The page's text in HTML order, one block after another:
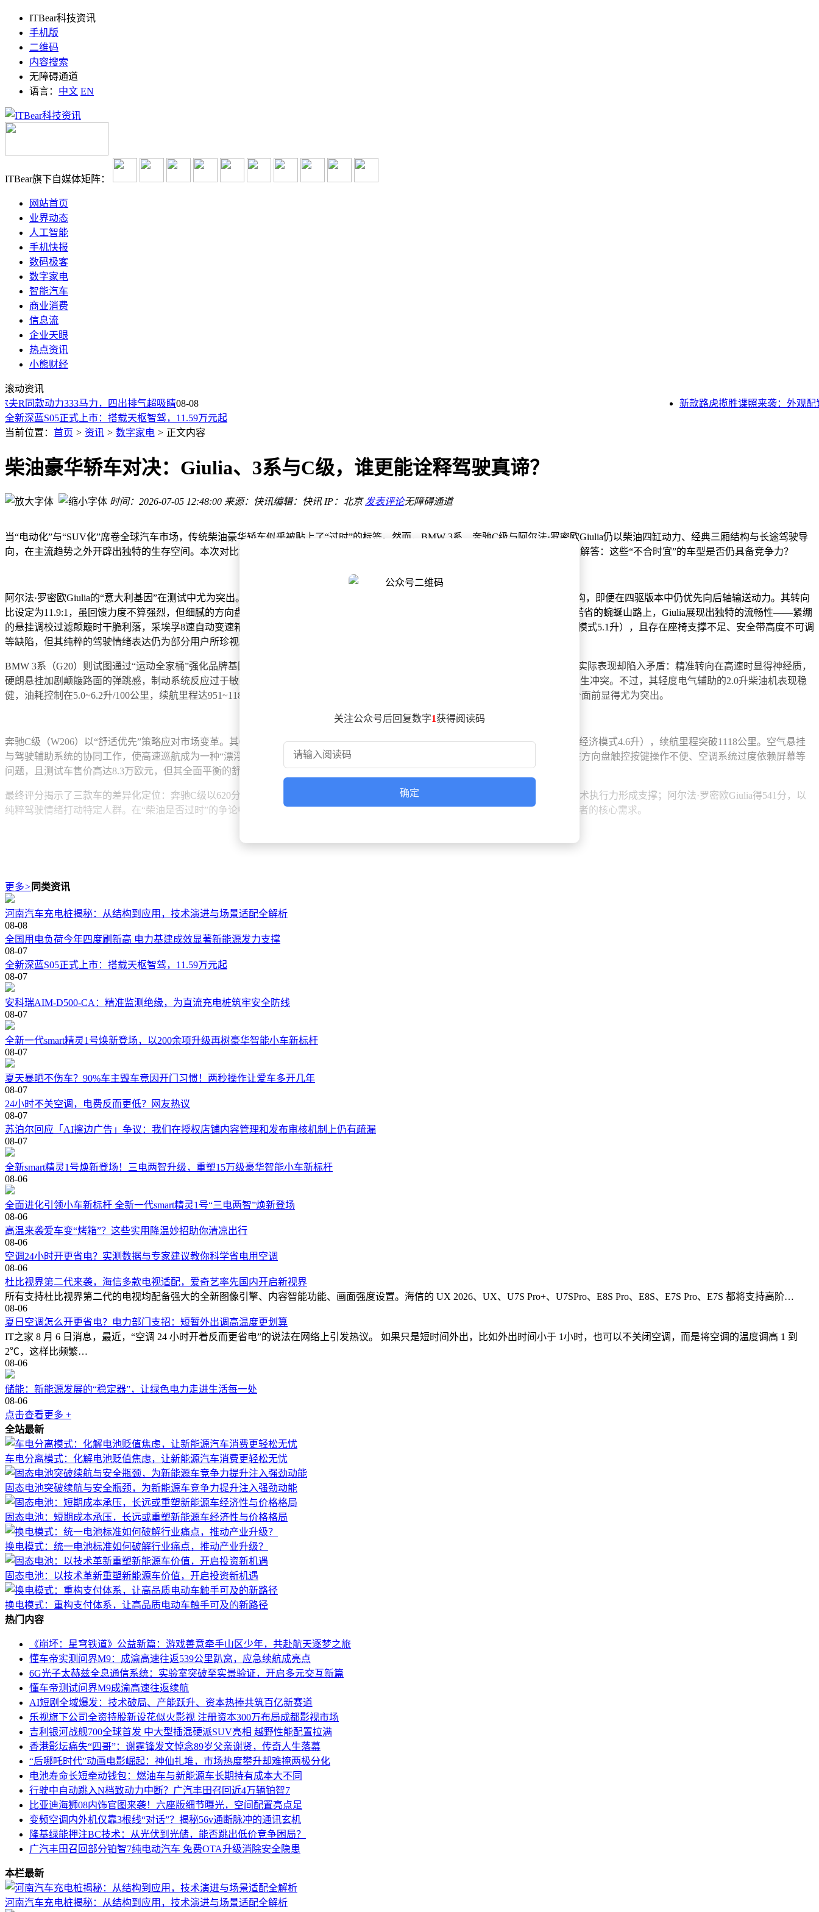
ITBear科技资讯
手机版
二维码
内容搜索
无障碍通道
语言： 中文 EN
ITBear旗下自媒体矩阵：
网站首页
业界动态
人工智能
手机快报
数码极客
数字家电
智能汽车
商业消费
信息流
企业天眼
热点资讯
小熊财经
滚动资讯
R同款动力333马力，四出排气超吸睛08-08 新款路虎揽胜谍照来袭：外观配
河南汽车充电桩揭秘：从结构到应用，技术演进与场景适配全解析
全国用电负荷今年四度刷新高 电力基建成效显著新能源发力支撑
全新深蓝S05正式上市：搭载天枢智驾，11.59万元起
安科瑞AIM-D500-CA：精准监测绝缘，为直流充电桩筑牢安全防线
夏天暴晒不伤车？90%车主毁车竟因开门习惯！两秒操作让爱车多开几年
24小时不关空调，电费反而更低？网友热议
苏泊尔回应「AI擦边广告」争议：我们在授权店铺内容管理和发布审核机制上仍有疏漏
全新smart精灵1号焕新登场！三电两智升级，重塑15万级豪华智能小车新标杆
河南汽车充电桩揭秘：从结构到应用，技术演进与场景适配全解析
当前位置： 首页 > 资讯 > 数字家电 > 正文内容
柴油豪华轿车对决：Giulia、3系与C级，谁更能诠释驾驶真谛？
时间：2026-07-05 12:48:00 来源：快讯编辑：快讯 IP：北京 发表评论无障碍通道
当“电动化”与“SUV化”席卷全球汽车市场，传统柴油豪华轿车似乎被贴上了“过时”的标签。然而，BMW 3系、奔驰C级与阿尔法·罗密欧Giulia仍以柴油四缸动力、经典三厢结构与长途驾驶导
向，在主流趋势之外开辟出独特的生存空间。本次对比测试从驾驶体验、动力性能、舒适性、实用性及整体完成度五大维度切入，试图解答：这些“不合时宜”的车型是否仍具备竞争力？
阿尔法·罗密欧Giulia的“意大利基因”在测试中尤为突出。这款基于原生后驱“Giorgio平台”打造的车型，采用前双叉臂、后四连杆悬挂结构，即便在四驱版本中仍优先向后轴输送动力。其转向
比设定为11.9:1，虽回馈力度不算强烈，但细腻的方向盘触感与金属换挡拨片带来的互动感，让驾驶成为一种“对话”。在意大利特伦蒂诺省的蜿蜒山路上，Giulia展现出独特的流畅性——紧绷
的悬挂调校过滤颠簸时干脆利落，采埃孚8速自动变速箱与2.2升柴油机的扭矩输出形成默契配合。尽管测试油耗达6.3升/100公里（经济模式5.1升），且存在座椅支撑不足、安全带高度不可调
等缺陷，但其纯粹的驾驶情绪表达仍为部分用户所珍视。
BMW 3系（G20）则试图通过“运动全家桶”强化品牌基因。测试车型配备M运动套件，涵盖运动悬挂、转向、座椅及方向盘等配置，但实际表现却陷入矛盾：精准转向在高速时显得神经质，
硬朗悬挂加剧颠簸路面的弹跳感，制动系统反应过于敏感。这种紧绷的调校虽能满足追求刺激的驾驶者，却与柴油车长途巡航的定位产生冲突。不过，其轻度电气辅助的2.0升柴油机表现稳
健，油耗控制在5.0~6.2升/100公里，续航里程达951~1180公里。车内数字仪表质感欠佳、内饰材质普通的问题，在接近7.7万欧元的售价面前显得尤为突出。
奔驰C级（W206）以“舒适优先”策略应对市场变革。其OM654柴油发动机搭载双涡轮增压与48V轻混系统，测试油耗为6.0升/100公里（经济模式4.6升），续航里程突破1118公里。空气悬挂
与驾驶辅助系统的协同工作，使高速巡航成为一种“漂浮体验”，而低速时后轮反向转向2.5度的设计则提升了城市灵活性。尽管车内存在方向盘触控按键操作不便、空调系统过度依赖屏幕等
问题，且测试车售价高达8.3万欧元，但其全面平衡的舒适性与效率表现仍赢得认可。
最终评分揭示了三款车的差异化定位：奔驰C级以620分领跑，凭借舒适性与技术整合能力占据优势；BMW 3系获587分，运动特质与技术执行力形成支撑；阿尔法·罗密欧Giulia得541分，以
纯粹驾驶情绪打动特定人群。在“柴油是否过时”的争论中，这场测试证明：汽车的价值从未取决于单一趋势，而在于如何精准回应驾驶者的核心需求。
关注公众号后回复数字1获得阅读码
确定
更多> 同类资讯
河南汽车充电桩揭秘：从结构到应用，技术演进与场景适配全解析
08-08
全国用电负荷今年四度刷新高 电力基建成效显著新能源发力支撑
08-07
全新深蓝S05正式上市：搭载天枢智驾，11.59万元起
08-07
安科瑞AIM-D500-CA：精准监测绝缘，为直流充电桩筑牢安全防线
08-07
全新一代smart精灵1号焕新登场，以200余项升级再树豪华智能小车新标杆
08-07
夏天暴晒不伤车？90%车主毁车竟因开门习惯！两秒操作让爱车多开几年
08-07
24小时不关空调，电费反而更低？网友热议
08-07
苏泊尔回应「AI擦边广告」争议：我们在授权店铺内容管理和发布审核机制上仍有疏漏
08-07
全新smart精灵1号焕新登场！三电两智升级，重塑15万级豪华智能小车新标杆
08-06
全面进化引领小车新标杆 全新一代smart精灵1号“三电两智”焕新登场
08-06
高温来袭爱车变“烤箱”？这些实用降温妙招助你清凉出行
08-06
空调24小时开更省电？实测数据与专家建议教你科学省电用空调
08-06
杜比视界第二代来袭，海信多款电视适配，爱奇艺率先国内开启新视界
所有支持杜比视界第二代的电视均配备强大的全新图像引擎、内容智能功能、画面强度设置。海信的 UX 2026、UX、U7S Pro+、U7SPro、E8S Pro、E8S、E7S Pro、E7S 都将支持高阶…
08-06
夏日空调怎么开更省电？电力部门支招：短暂外出调高温度更划算
IT之家 8 月 6 日消息，最近，“空调 24 小时开着反而更省电”的说法在网络上引发热议。 如果只是短时间外出，比如外出时间小于 1小时，也可以不关闭空调，而是将空调的温度调高 1 到
2℃，这样比频繁…
08-06
储能：新能源发展的“稳定器”，让绿色电力走进生活每一处
08-06
点击查看更多 +
全站最新
车电分离模式：化解电池贬值焦虑，让新能源汽车消费更轻松无忧
固态电池突破续航与安全瓶颈，为新能源车竞争力提升注入强劲动能
固态电池：短期成本承压，长远或重塑新能源车经济性与价格格局
换电模式：统一电池标准如何破解行业痛点，推动产业升级？
固态电池：以技术革新重塑新能源车价值，开启投资新机遇
换电模式：重构支付体系，让高品质电动车触手可及的新路径
热门内容
《崩坏：星穹铁道》公益新篇：游戏善意牵手山区少年，共赴航天逐梦之旅
懂车帝实测问界M9：成渝高速往返539公里趴窝，应急续航成亮点
6G光子太赫兹全息通信系统：实验室突破至实景验证，开启多元交互新篇
懂车帝测试问界M9成渝高速往返续航
AI短剧全域爆发：技术破局、产能跃升、资本热捧共筑百亿新赛道
乐视旗下公司全资持股新设花似火影视 注册资本300万布局成都影视市场
吉利银河战舰700全球首发 中大型插混硬派SUV亮相 越野性能配置拉满
香港影坛痛失“四哥”：谢霆锋发文悼念89岁父亲谢贤，传奇人生落幕
“后哪吒时代”动画电影崛起：神仙扎堆，市场热度攀升却难掩两极分化
电池寿命长短牵动钱包：燃油车与新能源车长期持有成本大不同
行驶中自动跳入N档致动力中断？广汽丰田召回近4万辆铂智7
比亚迪海狮08内饰官图来袭！六座版细节曝光，空间配置亮点足
变频空调内外机仅靠3根线“对话”？揭秘56v通断脉冲的通讯玄机
隆基绿能押注BC技术：从光伏到光储，能否跳出低价竞争困局？
广汽丰田召回部分铂智7纯电动汽车 免费OTA升级消除安全隐患
本栏最新
河南汽车充电桩揭秘：从结构到应用，技术演进与场景适配全解析